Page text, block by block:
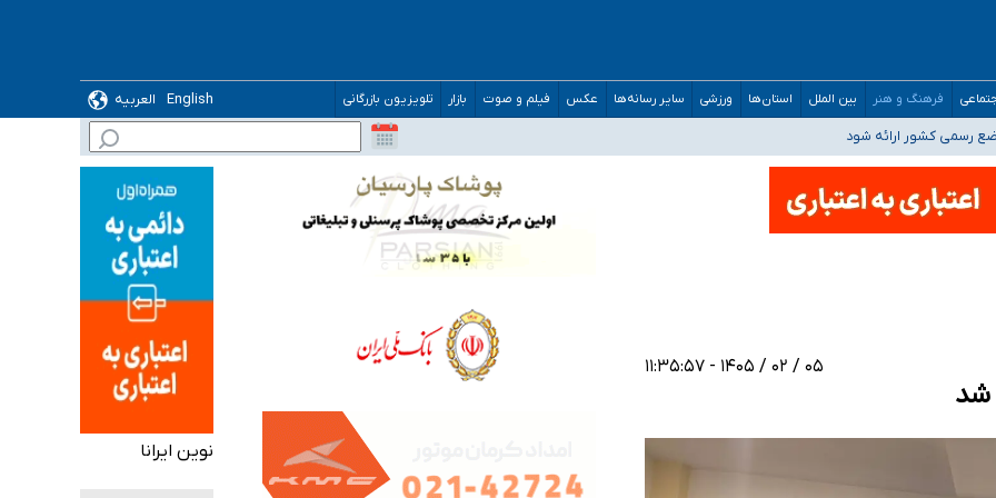
فرهنگ و هنر بین الملل استان‌ها ورزشی سایر رسانه‌ها عکس فیلم و صوت بازار تلویزیون بازرگانی English
العربیه
است
رسمی کشور ارائه شود
غیرمتعارف در شأن پزشکی و کشورمان نیست/ نظام سلامت جلوی این رویه را بگیرد
هزینه‌های سنگین اجتماعی انتشار تصاویر خصوصی برای قربانیان/ سوءاستفاده
۰۵ / ۰۲ / ۱۴۰۵ - ۱۱:۳۵:۵۷
شد
نوین ایرانا